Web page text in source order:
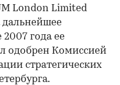
London Limited
дальнейшее
года ее
одобрен Комиссией
стратегических